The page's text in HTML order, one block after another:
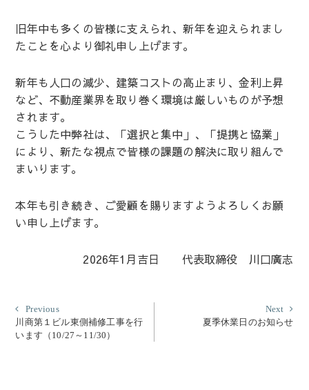
旧年中も多くの皆様に支えられ、新年を迎えられまし
たことを心より御礼申し上げます。
新年も人口の減少、建築コストの高止まり、金利上昇
など、不動産業界を取り巻く環境は厳しいものが予想
されます。
こうした中弊社は、「選択と集中」、「提携と協業」
により、新たな視点で皆様の課題の解決に取り組んで
まいります。
本年も引き続き、ご愛顧を賜りますようよろしくお願
い申し上げます。
2026年1月吉日 代表取締役 川口廣志
投
稿
ナ
PreviousPrevious
post:
川商第１ビル東側補修工事を行
います（10/27～11/30）
Next
夏季休業日のお知らせ